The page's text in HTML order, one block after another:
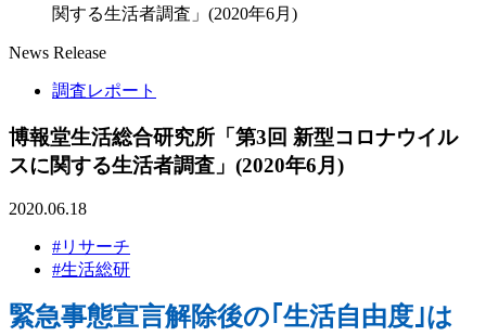
関する生活者調査」(2020年6月)
News Release
調査レポート
博報堂生活総合研究所「第3回 新型コロナウイル
スに関する生活者調査」(2020年6月)
2020.06.18
#リサーチ
#生活総研
緊急事態宣言解除後の｢生活自由度｣は